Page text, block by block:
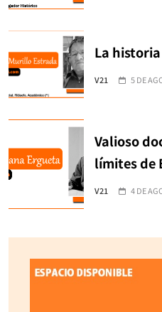
La
V21 5 DE
Valioso
límites de
V21 4 DE